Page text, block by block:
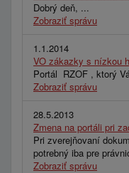
Dobrý deň, ...
Zobraziť správu
1.1.2014
VO zákazky s nízkou
Portál RZOF , ktorý
Zobraziť správu
28.5.2013
Zmena na portáli pri
Pri zverejňovaní
potrebný iba pre
Zobraziť správu